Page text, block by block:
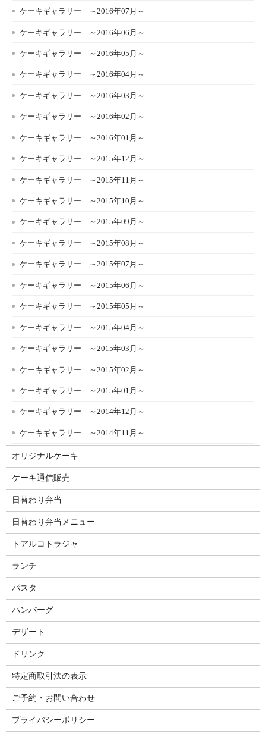
ケーキギャラリー ～2016年07月～
ケーキギャラリー ～2016年06月～
ケーキギャラリー ～2016年05月～
ケーキギャラリー ～2016年04月～
ケーキギャラリー ～2016年03月～
ケーキギャラリー ～2016年02月～
ケーキギャラリー ～2016年01月～
ケーキギャラリー ～2015年12月～
ケーキギャラリー ～2015年11月～
ケーキギャラリー ～2015年10月～
ケーキギャラリー ～2015年09月～
ケーキギャラリー ～2015年08月～
ケーキギャラリー ～2015年07月～
ケーキギャラリー ～2015年06月～
ケーキギャラリー ～2015年05月～
ケーキギャラリー ～2015年04月～
ケーキギャラリー ～2015年03月～
ケーキギャラリー ～2015年02月～
ケーキギャラリー ～2015年01月～
ケーキギャラリー ～2014年12月～
ケーキギャラリー ～2014年11月～
オリジナルケーキ
ケーキ通信販売
日替わり弁当
日替わり弁当メニュー
トアルコトラジャ
ランチ
パスタ
ハンバーグ
デザート
ドリンク
特定商取引法の表示
ご予約・お問い合わせ
プライバシーポリシー